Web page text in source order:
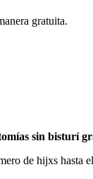
gratuita.
sin bisturí
de hijxs hasta